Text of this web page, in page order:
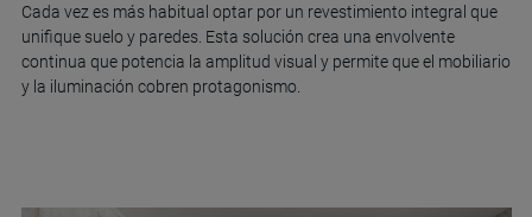
Cada vez es más habitual optar por un revestimiento integral que
unifique suelo y paredes. Esta solución crea una envolvente
continua que potencia la amplitud visual y permite que el mobiliario
y la iluminación cobren protagonismo.